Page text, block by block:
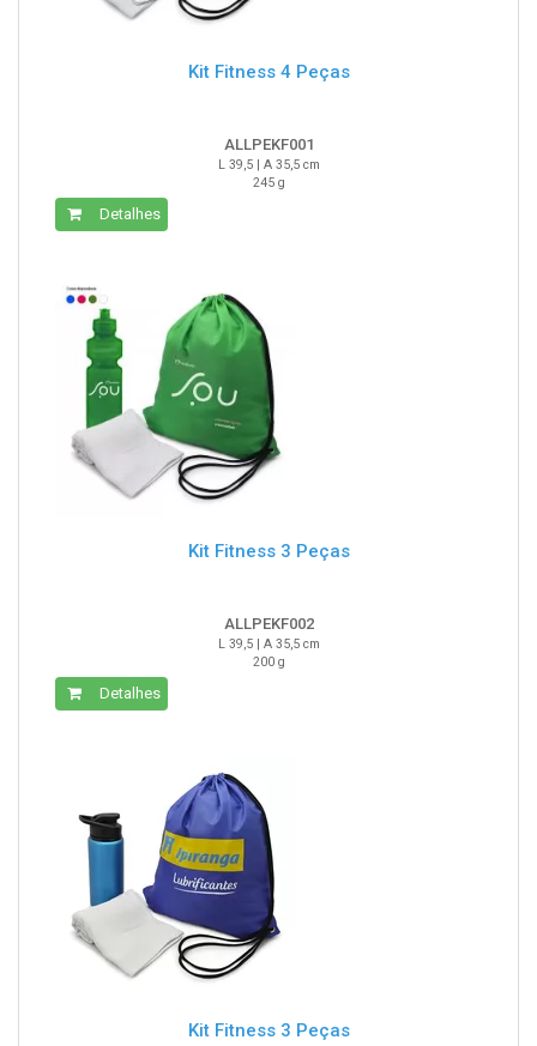
Kit Fitness 4 Peças
ALLPEKF001
L 39,5 | A 35,5 cm
245 g
Detalhes
Kit Fitness 3 Peças
ALLPEKF002
L 39,5 | A 35,5 cm
200 g
Detalhes
Kit Fitness 3 Peças